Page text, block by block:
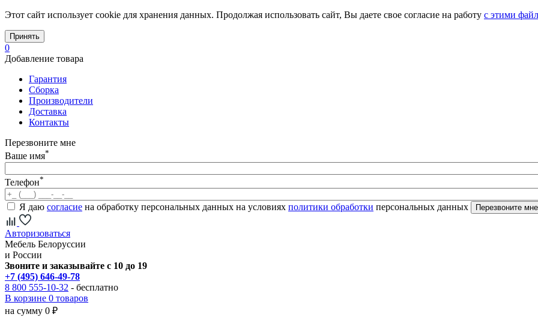
Этот сайт использует cookie для хранения данных. Продолжая использовать сайт, Вы даете свое согласие на работу с этими
Принять
0
Добавление товара
Гарантия
Сборка
Производители
Доставка
Контакты
Перезвоните мне
Ваше имя*
Телефон*
Я даю согласие на обработку персональных данных на условиях политики обработки персональных данных
Авторизоваться
Мебель Белоруссии
и России
Звоните и заказывайте с 10 до 19
+7 (495) 646-49-78
8 800 555-10-32 - бесплатно
В корзине 0 товаров
на сумму 0 ₽